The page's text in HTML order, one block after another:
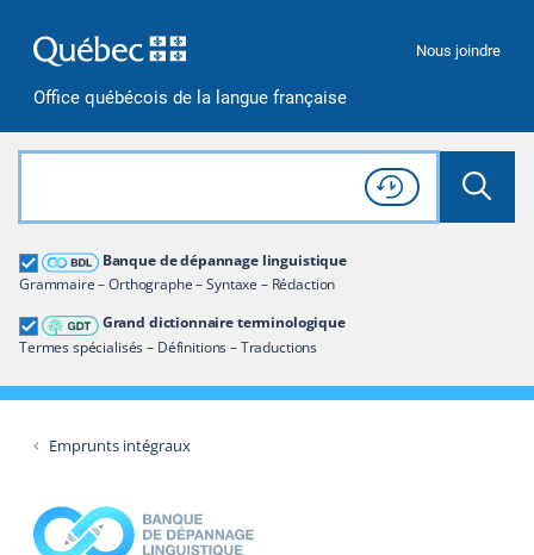
Office québécois de la langue française
Nous joindre
Rechercher dans tout le site
Lancer
Consulter l'
Historique
de recherche
Banque de dépannage linguistique
Grammaire – Orthographe – Syntaxe – Rédaction
Grand dictionnaire terminologique
Termes spécialisés – Définitions – Traductions
Grand dictionnaire terminologique
Restreindre aux termes
Emprunts intégraux